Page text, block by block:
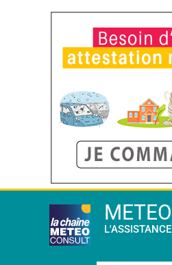
METEO
L'ASSISTANCE